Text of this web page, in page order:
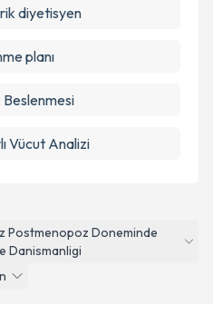
Postmenopoz Doneminde
Danismanligi
diyetisyen
planı
Vücut Analizi